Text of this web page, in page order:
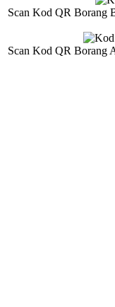
Scan Kod QR Borang
Scan Kod QR Borang